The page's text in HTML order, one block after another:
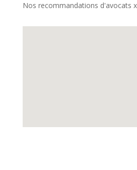
Nos recommandations d'avocats x